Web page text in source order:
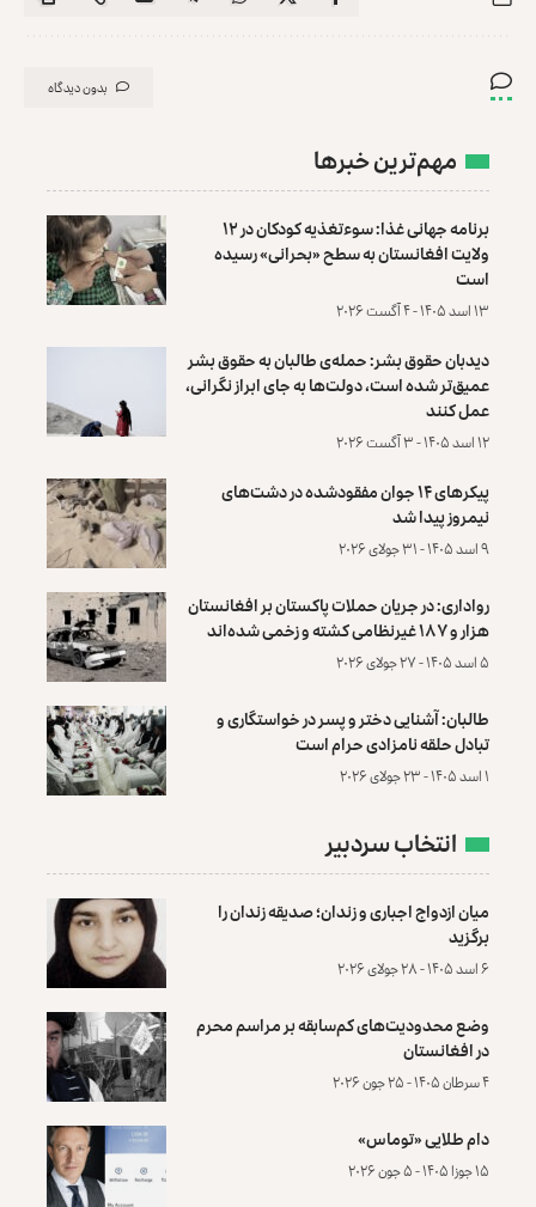
بدون دیدگاه
مهم‌ترین خبرها
برنامه جهانی غذا: سوءتغذیه کودکان در ۱۲
ولایت افغانستان به سطح «بحرانی» رسیده
است
۱۳ اسد ۱۴۰۵ - ۴ آگست ۲۰۲۶
دیدبان حقوق بشر: حمله‌ی طالبان به حقوق بشر
عمیق‌تر شده است، دولت‌ها به جای ابراز نگرانی،
عمل کنند
۱۲ اسد ۱۴۰۵ - ۳ آگست ۲۰۲۶
پیکرهای ۱۴ جوان مفقودشده در دشت‌های
نیمروز پیدا شد
۹ اسد ۱۴۰۵ - ۳۱ جولای ۲۰۲۶
رواداری: در جریان حملات پاکستان بر افغانستان
هزار و ۱۸۷ غیرنظامی کشته و زخمی شده‌اند
۵ اسد ۱۴۰۵ - ۲۷ جولای ۲۰۲۶
طالبان: آشنایی دختر و پسر در خواستگاری و
تبادل حلقه نامزادی حرام است
۱ اسد ۱۴۰۵ - ۲۳ جولای ۲۰۲۶
انتخاب سردبیر
میان ازدواج اجباری و زندان؛ صدیقه زندان را
برگزید
۶ اسد ۱۴۰۵ - ۲۸ جولای ۲۰۲۶
وضع محدودیت‌های کم‌سابقه بر مراسم محرم
در افغانستان
۴ سرطان ۱۴۰۵ - ۲۵ جون ۲۰۲۶
دام طلایی «توماس»
۱۵ جوزا ۱۴۰۵ - ۵ جون ۲۰۲۶